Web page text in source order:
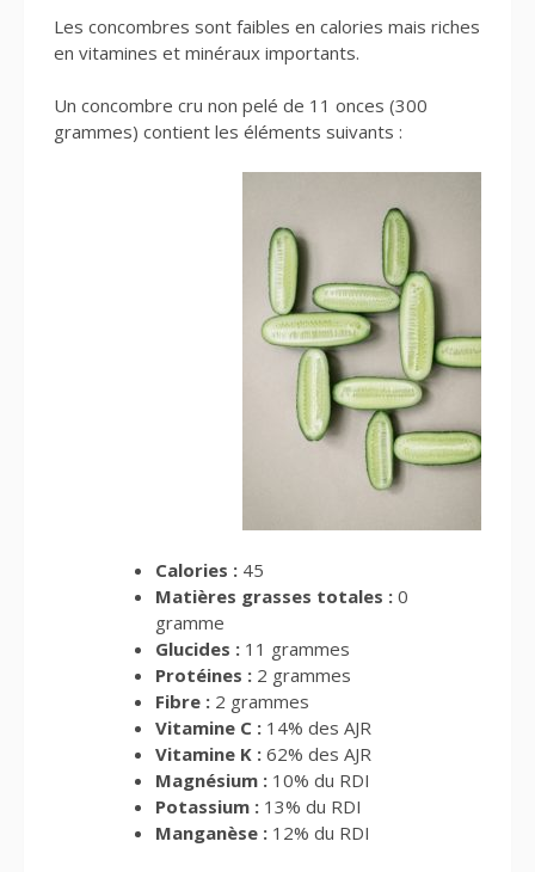
Les concombres sont faibles en calories mais riches
en vitamines et minéraux importants.
Un concombre cru non pelé de 11 onces (300
grammes) contient les éléments suivants :
Calories : 45
Matières grasses totales : 0
gramme
Glucides : 11 grammes
Protéines : 2 grammes
Fibre : 2 grammes
Vitamine C : 14% des AJR
Vitamine K : 62% des AJR
Magnésium : 10% du RDI
Potassium : 13% du RDI
Manganèse : 12% du RDI